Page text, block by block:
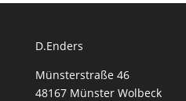
D.Enders
Münsterstraße 46
48167 Münster Wolbeck